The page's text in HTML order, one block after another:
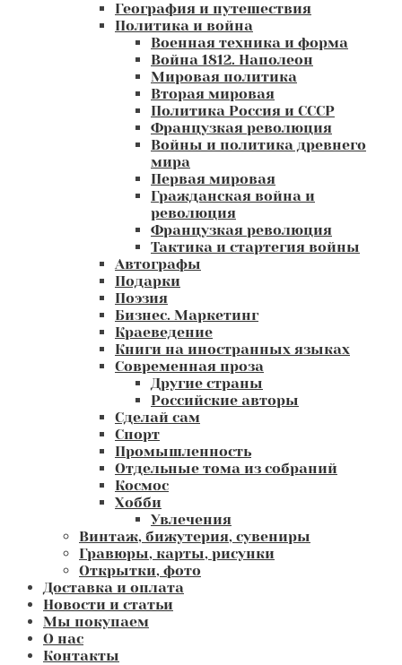
География и путешествия
Политика и война
Военная техника и форма
Война 1812. Наполеон
Мировая политика
Вторая мировая
Политика Россия и СССР
Французкая революция
Войны и политика древнего
мира
Первая мировая
Гражданская война и
революция
Французкая революция
Тактика и стартегия войны
Автографы
Подарки
Поэзия
Бизнес. Маркетинг
Краеведение
Книги на иностранных языках
Современная проза
Другие страны
Российские авторы
Сделай сам
Спорт
Промышленность
Отдельные тома из собраний
Космос
Хобби
Увлечения
Винтаж, бижутерия, сувениры
Гравюры, карты, рисунки
Открытки, фото
Доставка и оплата
Новости и статьи
Мы покупаем
О нас
Контакты